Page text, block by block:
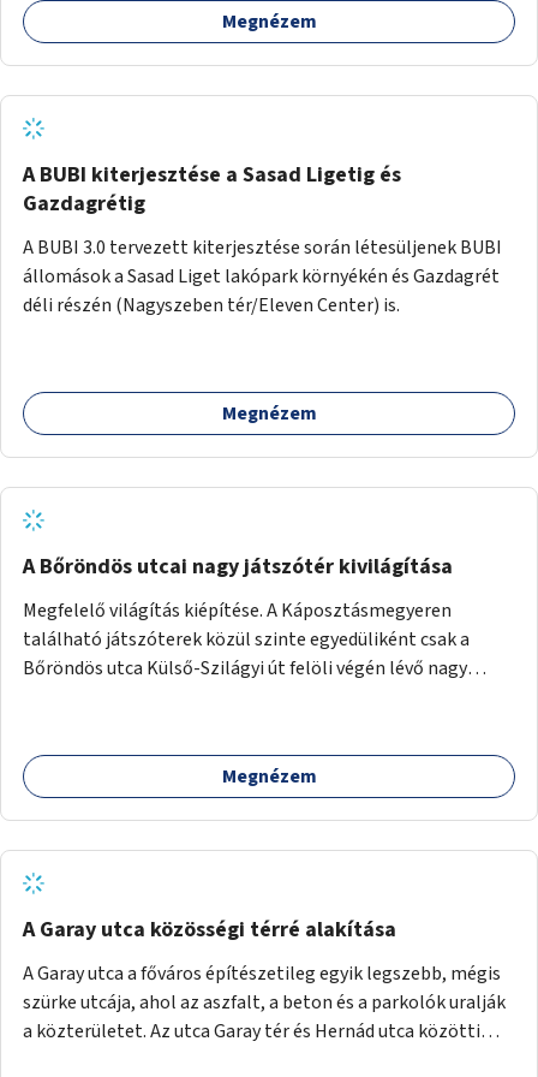
barátságosabbá és zöldebbé lehetne tenni a megállókat.
Megnézem
A BUBI kiterjesztése a Sasad Ligetig és
Gazdagrétig
A BUBI 3.0 tervezett kiterjesztése során létesüljenek BUBI
állomások a Sasad Liget lakópark környékén és Gazdagrét
déli részén (Nagyszeben tér/Eleven Center) is.
Megnézem
A Bőröndös utcai nagy játszótér kivilágítása
Megfelelő világítás kiépítése. A Káposztásmegyeren
található játszóterek közül szinte egyedüliként csak a
Bőröndös utca Külső-Szilágyi út felöli végén lévő nagy
Megnézem
A Garay utca közösségi térré alakítása
A Garay utca a főváros építészetileg egyik legszebb, mégis
szürke utcája, ahol az aszfalt, a beton és a parkolók uralják
a közterületet. Az utca Garay tér és Hernád utca közötti